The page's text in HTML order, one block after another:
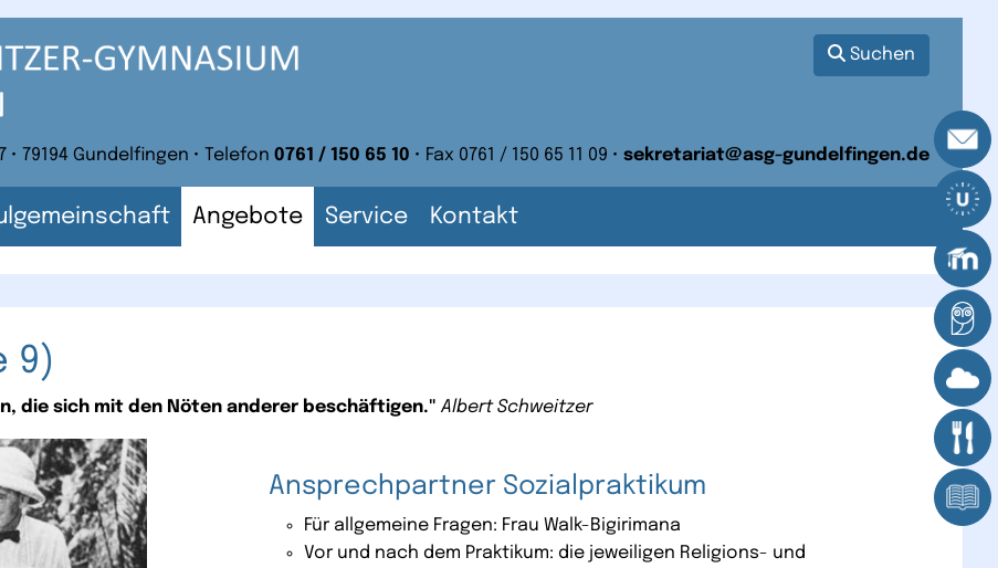
Suchen
• 79194 Gundelfingen • Telefon 0761 / 150 65 10 • Fax 0761 / 150 65 11 09 • sekretariat@asg-gundelfingen.de
Angebote Service Kontakt
9)
die sich mit den Nöten anderer beschäftigen." Albert Schweitzer
Ansprechpartner Sozialpraktikum
Für allgemeine Fragen: Frau Walk-Bigirimana
Vor und nach dem Praktikum: die jeweiligen Religions- und